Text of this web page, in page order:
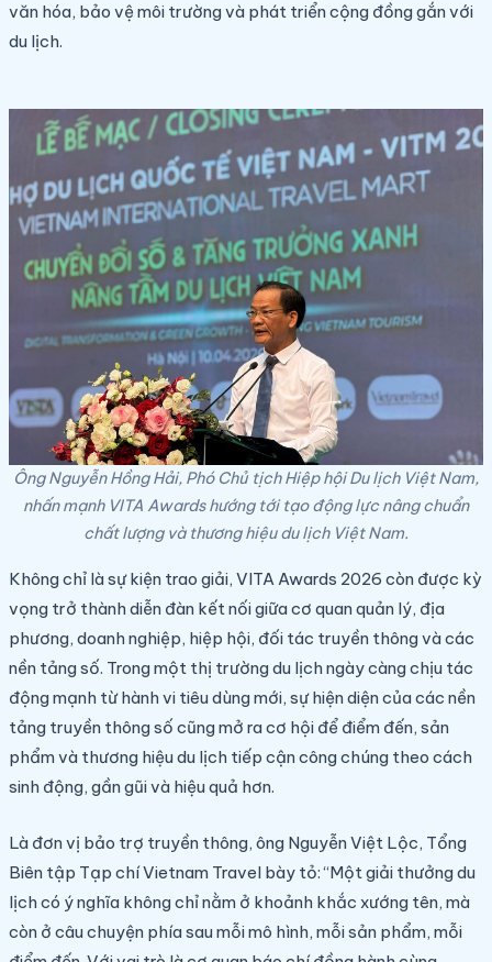
văn hóa, bảo vệ môi trường và phát triển cộng đồng gắn với
du lịch.
Ông Nguyễn Hồng Hải, Phó Chủ tịch Hiệp hội Du lịch Việt Nam,
nhấn mạnh VITA Awards hướng tới tạo động lực nâng chuẩn
chất lượng và thương hiệu du lịch Việt Nam.
Không chỉ là sự kiện trao giải, VITA Awards 2026 còn được kỳ
vọng trở thành diễn đàn kết nối giữa cơ quan quản lý, địa
phương, doanh nghiệp, hiệp hội, đối tác truyền thông và các
nền tảng số. Trong một thị trường du lịch ngày càng chịu tác
động mạnh từ hành vi tiêu dùng mới, sự hiện diện của các nền
tảng truyền thông số cũng mở ra cơ hội để điểm đến, sản
phẩm và thương hiệu du lịch tiếp cận công chúng theo cách
sinh động, gần gũi và hiệu quả hơn.
Là đơn vị bảo trợ truyền thông, ông Nguyễn Việt Lộc, Tổng
Biên tập Tạp chí Vietnam Travel bày tỏ: “Một giải thưởng du
lịch có ý nghĩa không chỉ nằm ở khoảnh khắc xướng tên, mà
còn ở câu chuyện phía sau mỗi mô hình, mỗi sản phẩm, mỗi